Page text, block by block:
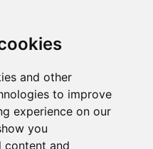
and other
to improve
experience on our
you
content and
1